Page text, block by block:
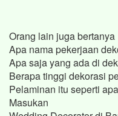
Orang lain juga bertanya
Apa nama pekerjaan
Apa saja yang ada di
Berapa tinggi dekorasi
Pelaminan itu seperti
Masukan